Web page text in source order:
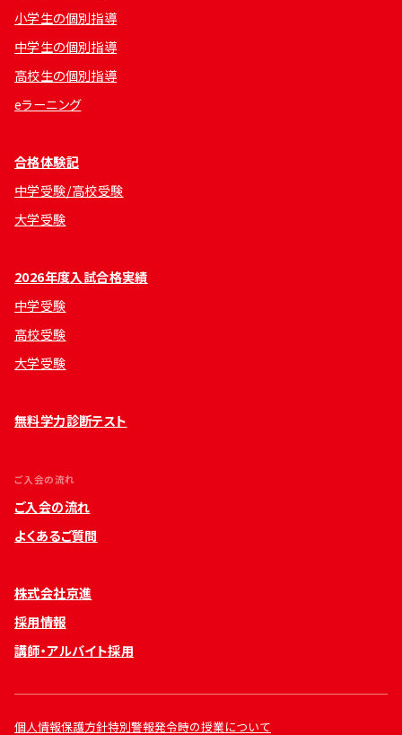
小学生の個別指導
中学生の個別指導
高校生の個別指導
eラーニング
合格体験記
中学受験/高校受験
大学受験
2026年度入試合格実績
中学受験
高校受験
大学受験
無料学力診断テスト
ご入会の流れ
ご入会の流れ
よくあるご質問
株式会社京進
採用情報
講師・アルバイト採用
個人情報保護方針特別警報発令時の授業について